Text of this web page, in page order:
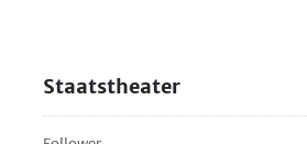
Staatstheater